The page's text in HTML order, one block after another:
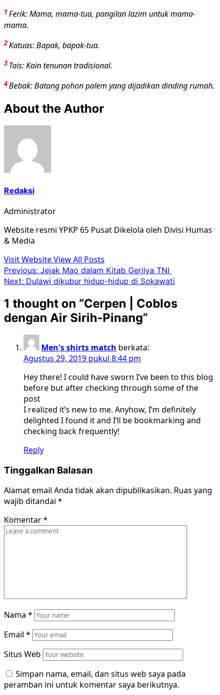
1Ferik: Mama, mama-tua, pangilan lazim untuk mama-
mama.
2Katuas: Bapak, bapak-tua.
3Tais: Kain tenunan tradisional.
4Bebak: Batang pohon palem yang dijadikan dinding rumah.
About the Author
Redaksi
Administrator
Website resmi YPKP 65 Pusat Dikelola oleh Divisi Humas
& Media
Visit WebsiteView All Posts
Post
navigation
Previous: Jejak Mao dalam Kitab Gerilya TNI
Next: Dulawi dikubur hidup-hidup di Sokawati
1 thought on “Cerpen | Coblos
dengan Air Sirih-Pinang”
Men's shirts match berkata:
Agustus 29, 2019 pukul 8:44 pm
Hey there! I could have sworn I’ve been to this blog
before but after checking through some of the
post
I realized it’s new to me. Anyhow, I’m definitely
delighted I found it and I’ll be bookmarking and
checking back frequently!
Reply
Tinggalkan Balasan
Alamat email Anda tidak akan dipublikasikan. Ruas yang
wajib ditandai *
Komentar*
Nama *
Email *
Situs Web
Simpan nama, email, dan situs web saya pada
peramban ini untuk komentar saya berikutnya.